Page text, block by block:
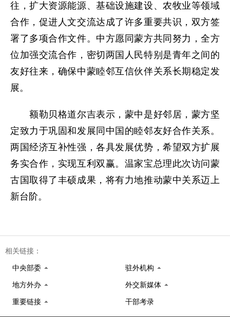
往，扩大资源能源、基础设施建设、农牧业等领域
合作，促进人文交流达成了许多重要共识，双方签
署了多项合作文件。中方愿同蒙方共同努力，全方
位加强交流合作，密切两国人民特别是青年之间的
友好往来，确保中蒙睦邻互信伙伴关系长期稳定发
展。
额勒贝格道尔吉表示，蒙中是好邻居，蒙方坚
定致力于巩固和发展同中国的睦邻友好合作关系。
两国经济互补性强，各具发展优势，希望双方扩展
务实合作，实现互利双赢。温家宝总理此次访问蒙
古国取得了丰硕成果，将有力地推动蒙中关系迈上
新台阶。
相关链接：
中央部委 驻外机构
地方外办 外交新媒体
重要链接 干部考录